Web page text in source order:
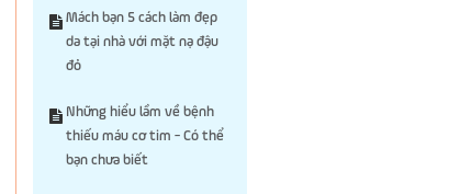
Mách bạn 5 cách làm đẹp
da tại nhà với mặt nạ đậu
đỏ
Những hiểu lầm về bệnh
thiếu máu cơ tim - Có thể
bạn chưa biết